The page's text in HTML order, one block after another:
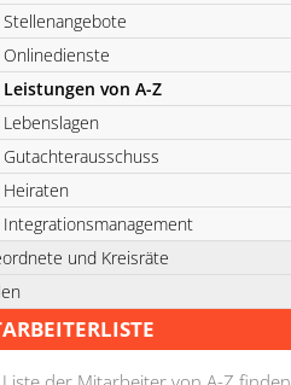
Stellenangebote
Onlinedienste
Leistungen von A-Z
Lebenslagen
Gutachterausschuss
Heiraten
Integrationsmanagement
und Kreisräte